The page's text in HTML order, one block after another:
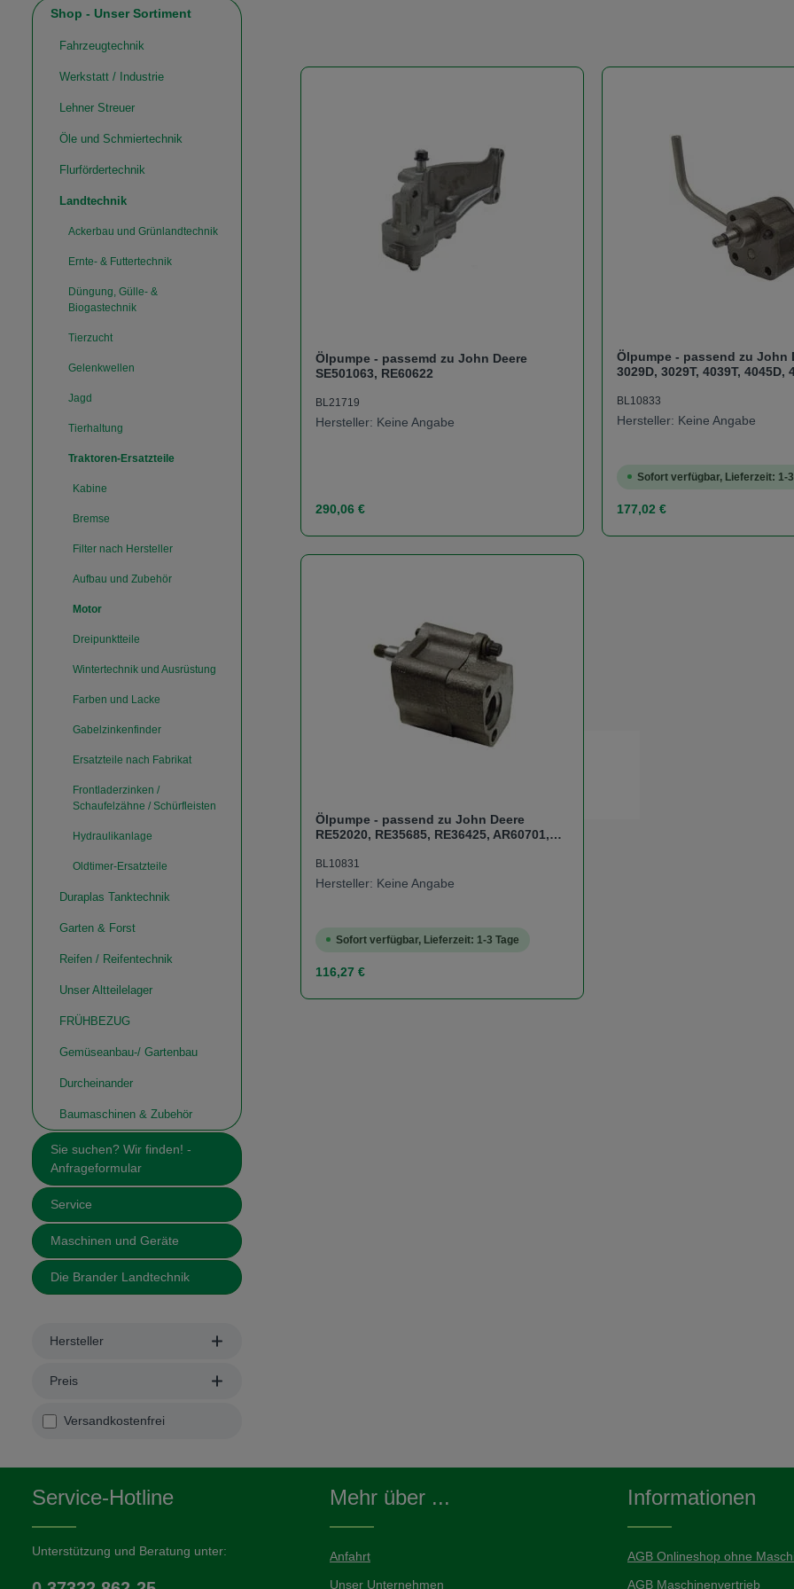
Shop - Unser Sortiment
Fahrzeugtechnik
Werkstatt / Industrie
Lehner Streuer
Öle und Schmiertechnik
Flurfördertechnik
Landtechnik
Ackerbau und Grünlandtechnik
Ernte- & Futtertechnik
Düngung, Gülle- &
Biogastechnik
Tierzucht
Gelenkwellen
Jagd
Tierhaltung
Traktoren-Ersatzteile
Kabine
Bremse
Filter nach Hersteller
Aufbau und Zubehör
Motor
Dreipunktteile
Wintertechnik und Ausrüstung
Farben und Lacke
Gabelzinkenfinder
Ersatzteile nach Fabrikat
Frontladerzinken /
Schaufelzähne / Schürfleisten
Hydraulikanlage
Oldtimer-Ersatzteile
Duraplas Tanktechnik
Garten & Forst
Reifen / Reifentechnik
Unser Altteilelager
FRÜHBEZUG
Gemüseanbau-/ Gartenbau
Durcheinander
Baumaschinen & Zubehör
Sie suchen? Wir finden! -
Anfrageformular
Service
Maschinen und Geräte
Die Brander Landtechnik
Hersteller
Preis
Filter hinzufügen: Versandkostenfrei
Versandkostenfrei
Ölpumpe - passemd zu John Deere
SE501063, RE60622
BL21719
Hersteller: Keine Angabe
Regulärer Preis:
290,06 €
Produkt Anzahl: Gib den gewünschten Wert ein
Ölpumpe - passend zu John
3029D, 3029T, 4039T, 4045D,
BL10833
Hersteller: Keine Angabe
Sofort verfügbar, Lieferzeit: 1-3
Regulärer Preis:
177,02 €
Ölpumpe - passend zu John Deere
RE52020, RE35685, RE36425, AR60701,
BL10831
Hersteller: Keine Angabe
Sofort verfügbar, Lieferzeit: 1-3 Tage
Regulärer Preis:
116,27 €
Service-Hotline
Unterstützung und Beratung unter:
Mehr über ...
Anfahrt
Unser Unternehmen
Informationen
AGB Onlineshop ohne
AGB Maschinenvertrieb